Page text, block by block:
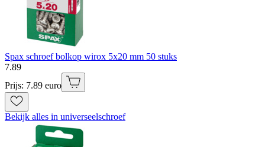
Spax schroef bolkop wirox 5x20 mm 50 stuks
7.89
Prijs: 7.89 euro
Bekijk alles in universeelschroef